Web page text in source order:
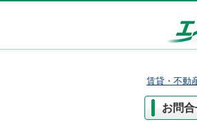
賃貸・不動
お問